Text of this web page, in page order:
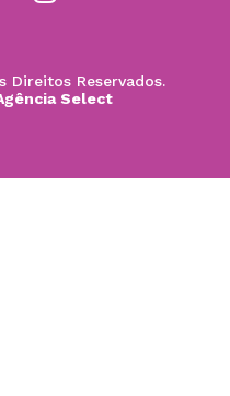
Direitos Reservados.
Select